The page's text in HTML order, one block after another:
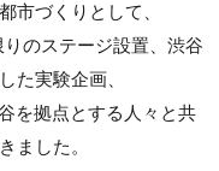
市づくりとして、
のステージ設置、渋谷
た実験企画、
を拠点とする人々と共
ました。